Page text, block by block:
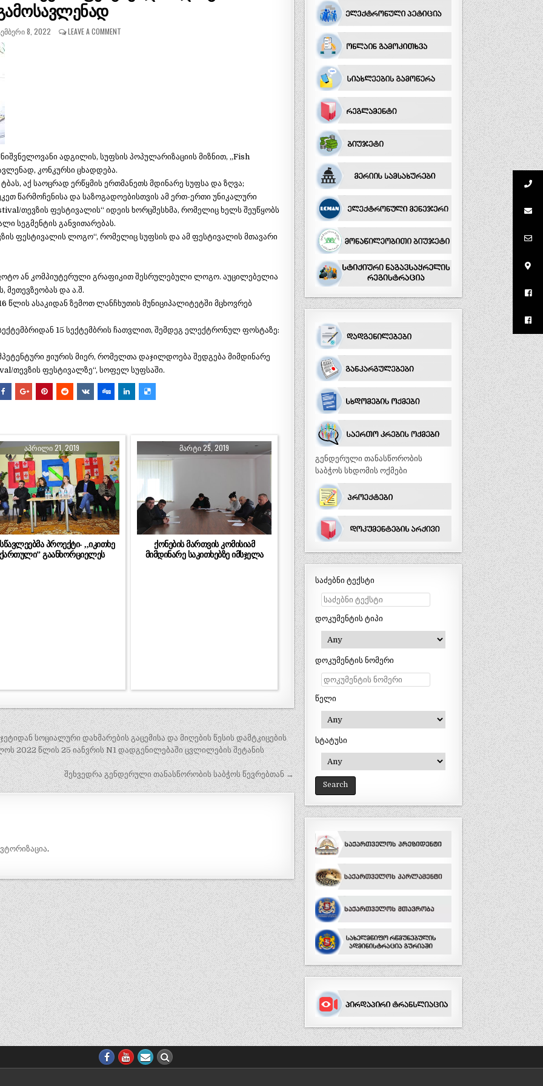
8, 2022 LEAVE A COMMENT
ადგილის, სუფსის პოპულარიზაციის მიზნით, „Fish
კონკურსი ცხადდება.
აქ საოცრად ერწყმის ერთმანეთს მდინარე სუფსა და ზღვა;
წარმოჩენისა და საზოგადოებისთვის ამ ერთ-ერთი უნიკალური
თევზის ფესტივალის“ იდეის ხორცშესხმა, რომელიც ხელს შეუწყობს
სეგმენტის განვითარებას.
ფესტივალის ლოგო“, რომელიც სუფსის და ამ ფესტივალის მთავარი
ან კომპიუტერული გრაფიკით შესრულებული ლოგო. აუცილებელია
მეთევზეობას და ა.შ.
წლის ასაკიდან ზემოთ ლანჩხუთის მუნიციპალიტეტში მცხოვრებ
15 სექტემბრის ჩათვლით, შემდეგ ელექტრონულ ფოსტაზე:
ჟიურის მიერ, რომელთა დაჯილდოება შედგება მიმდინარე
თევზის ფესტივალზე“, სოფელ სუფსაში.
ᲐᲞᲠᲘᲚᲘ 21, 2019
პროექტი- ,,იკითხე
ქართული” გაანხორციელეს
ᲛᲐᲠᲢᲘ 25, 2019
ქონების მართვის კომისიამ
მიმდინარე საკითხებზე იმსჯელა
სოციალური დახმარების გაცემისა და მიღების წესის დამტკიცების
2022 წლის 25 იანვრის N1 დადგენილებაში ცვლილების შეტანის
შეხვედრა გენდერული თანასწორობის საბჭოს წევრებთან →
.
გენდერული თანასწორობის
საბჭოს სხდომის ოქმები
საძებნი ტექსტი
დოკუმენტის ტიპი
დოკუმენტის ნომერი
წელი
სტატუსი